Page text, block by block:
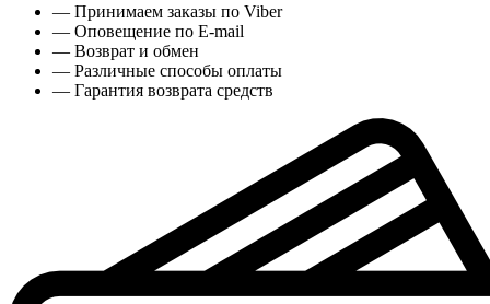
— Принимаем заказы по Viber
— Оповещение по E-mail
— Возврат и обмен
— Различные способы оплаты
— Гарантия возврата средств